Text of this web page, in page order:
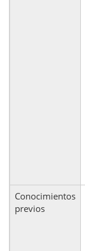
Conocimientos
previos